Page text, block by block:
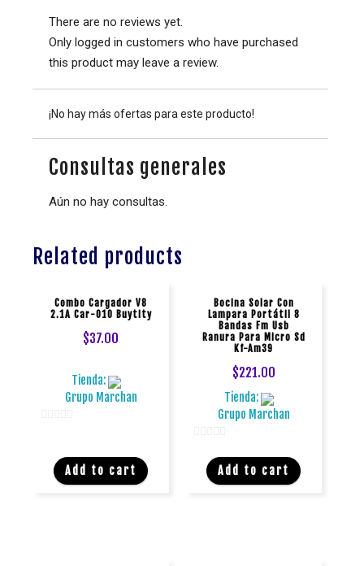
There are no reviews yet.
Only logged in customers who have purchased
this product may leave a review.
¡No hay más ofertas para este producto!
Consultas generales
Aún no hay consultas.
Related products
Combo Cargador V8
2.1A Car-010 Buytity
$37.00
Tienda:
Grupo Marchan
Add to cart
Bocina Solar Con
Lampara Portátil 8
Bandas Fm Usb
Ranura Para Micro Sd
Kf-Am39
$221.00
Tienda:
Grupo Marchan
Add to cart